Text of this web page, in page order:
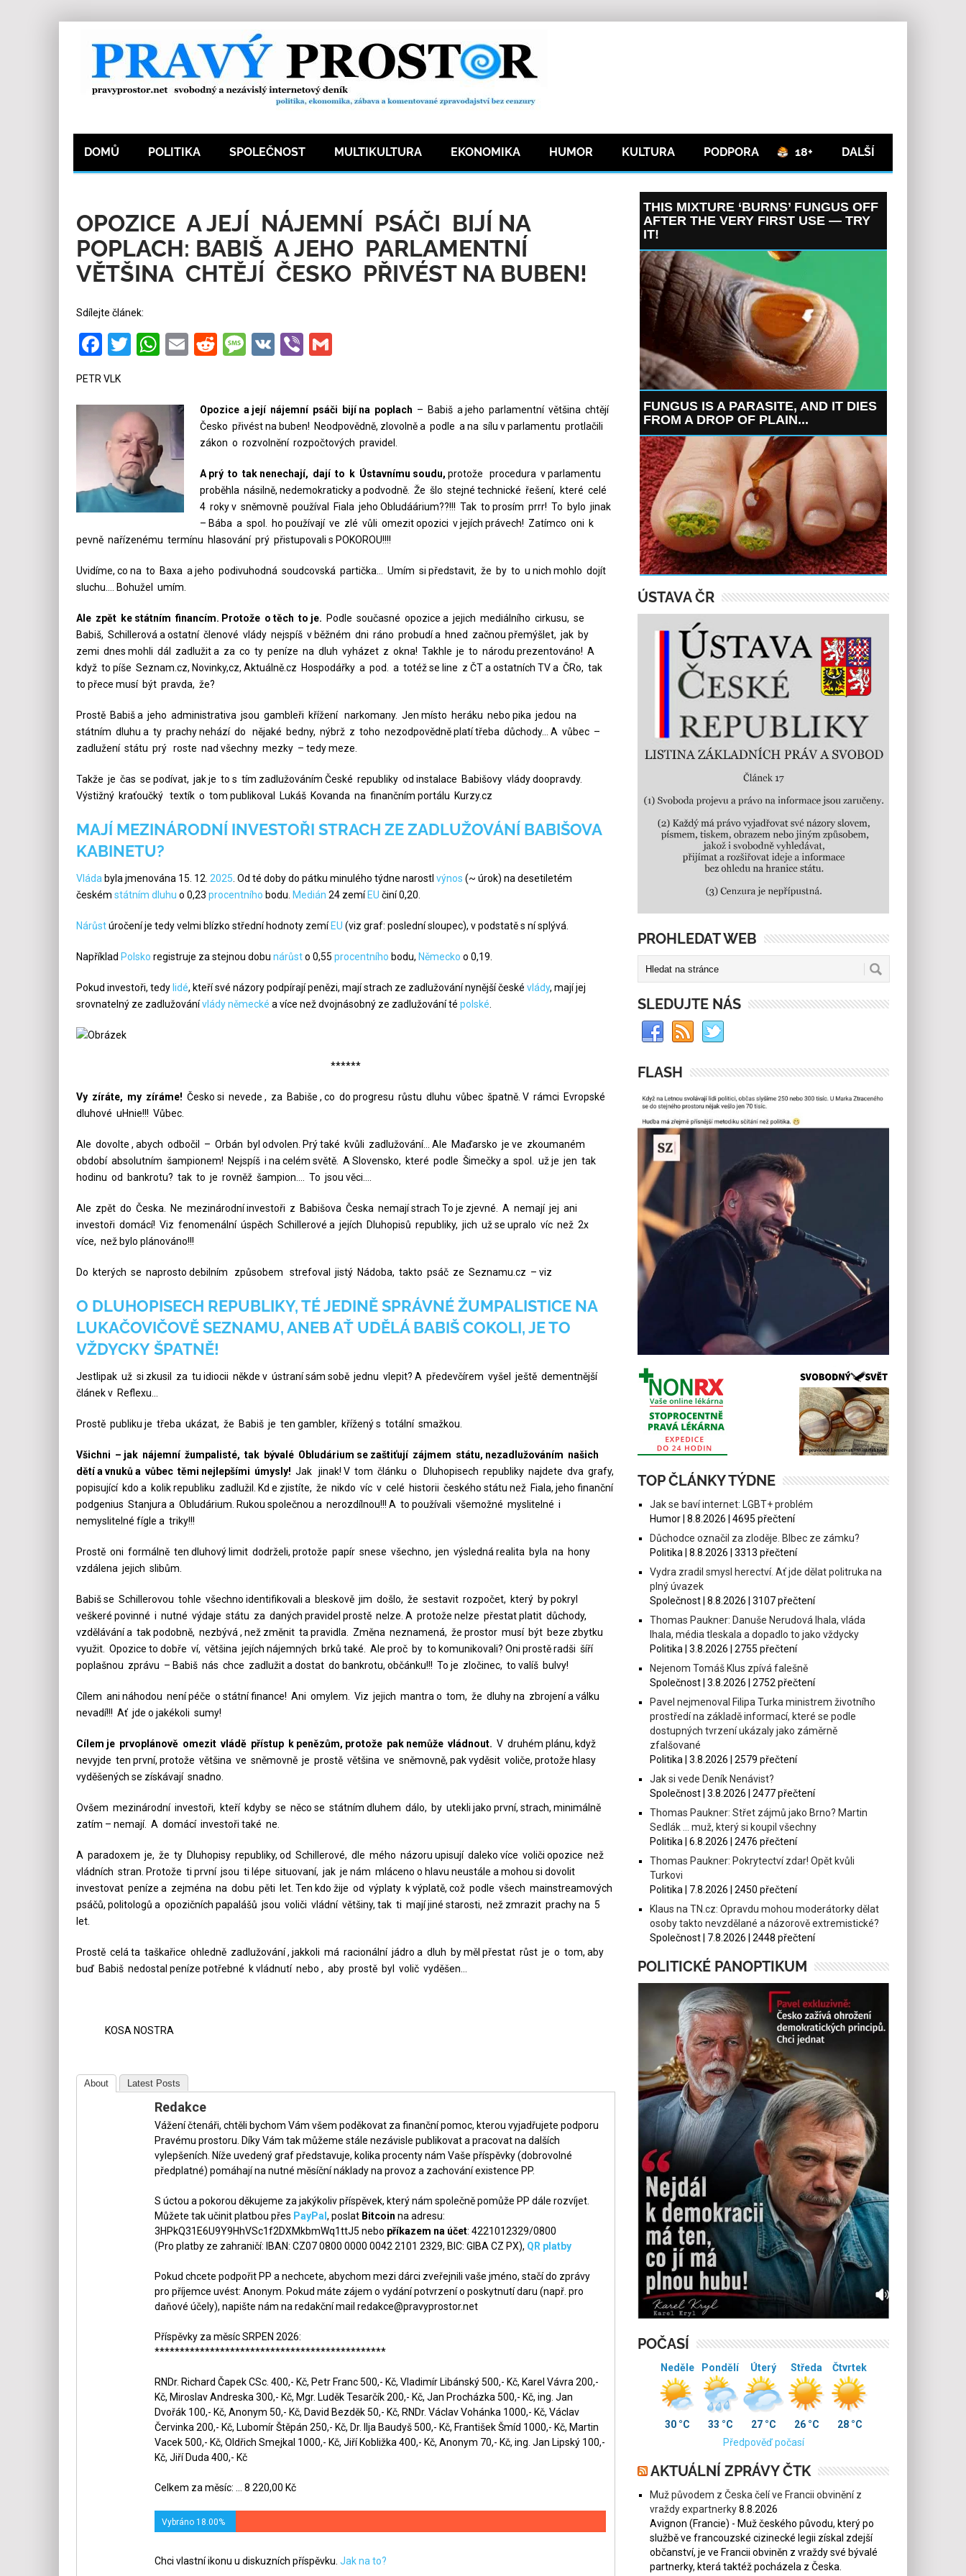
DOMŮ POLITIKA SPOLEČNOST MULTIKULTURA EKONOMIKA HUMOR KULTURA PODPORA 18+ DALŠÍ
OPOZICE A JEJÍ NÁJEMNÍ PSÁČI BIJÍ NA
POPLACH: BABIŠ A JEHO PARLAMENTNÍ
VĚTŠINA CHTĚJÍ ČESKO PŘIVÉST NA BUBEN!
Sdílejte článek:
Facebook
Twitter
WhatsApp
EmailRedditMessage
VKViberGmail
PETR VLK
Opozice a její nájemní psáči bijí na poplach – Babiš a jeho parlamentní většina chtějí
Česko přivést na buben! Neodpovědně, zlovolně a podle a na sílu v parlamentu protlačili
zákon o rozvolnění rozpočtových pravidel.
A prý to tak nenechají, dají to k Ústavnímu soudu, protože procedura v parlamentu
proběhla násilně, nedemokraticky a podvodně. Že šlo stejné technické řešení, které celé
4 roky v sněmovně používal Fiala jeho Obludáárium??!!! Tak to prosím prrr! To bylo jinak
– Bába a spol. ho používají ve zlé vůli omezit opozici v jejích právech! Zatímco oni k
pevně nařízenému termínu hlasování prý přistupovali s POKOROU!!!!
Uvidíme, co na to Baxa a jeho podivuhodná soudcovská partička… Umím si představit, že by to u nich mohlo dojít
sluchu…. Bohužel umím.
Ale zpět ke státním financím. Protože o těch to je. Podle současné opozice a jejich mediálního cirkusu, se
Babiš, Schillerová a ostatní členové vlády nejspíš v běžném dni ráno probudí a hned začnou přemýšlet, jak by
zemi dnes mohli dál zadlužit a za co ty peníze na dluh vyházet z okna! Takhle je to národu prezentováno! A
když to píše Seznam.cz, Novinky,cz, Aktuálně.cz Hospodářky a pod. a totéž se line z ČT a ostatních TV a ČRo, tak
to přece musí být pravda, že?
Prostě Babiš a jeho administrativa jsou gambleři křížení narkomany. Jen místo heráku nebo pika jedou na
státním dluhu a ty prachy nehází do nějaké bedny, nýbrž z toho nezodpovědně platí třeba důchody… A vůbec –
zadlužení státu prý roste nad všechny mezky – tedy meze.
Takže je čas se podívat, jak je to s tím zadlužováním České republiky od instalace Babišovy vlády doopravdy.
Výstižný kraťoučký textík o tom publikoval Lukáš Kovanda na finančním portálu Kurzy.cz
MAJÍ MEZINÁRODNÍ INVESTOŘI STRACH ZE ZADLUŽOVÁNÍ BABIŠOVA
KABINETU?
Vláda byla jmenována 15. 12. 2025 . Od té doby do pátku minulého týdne narostl výnos (~ úrok) na desetiletém
českém státním dluhu o 0,23 procentního bodu. Medián 24 zemí EU činí 0,20.
Nárůstúročení je tedy velmi blízko střední hodnoty zemí EU (viz graf: poslední sloupec), v podstatě s ní splývá.
Například Polsko registruje za stejnou dobu nárůsto 0,55 procentního bodu, Německo o 0,19.
Pokud investoři, tedy lidé, kteří své názory podpírají penězi, mají strach ze zadlužování nynější české vlády, mají jej
srovnatelný ze zadlužovánívlády německé a více než dvojnásobný ze zadlužování té polské
******
Vy zíráte, my zíráme! Česko si nevede , za Babiše , co do progresu růstu dluhu vůbec špatně. V rámci Evropské
dluhové uHnie!!! Vůbec.
Ale dovolte , abych odbočil – Orbán byl odvolen. Prý také kvůli zadlužování… Ale Maďarsko je ve zkoumaném
období absolutním šampionem! Nejspíš i na celém světě. A Slovensko, které podle Šimečky a spol. už je jen tak
hodinu od bankrotu? tak to je rovněž šampion…. To jsou věci….
Ale zpět do Česka. Ne mezinárodní investoři z Babišova Česka nemají strach To je zjevné. A nemají jej ani
investoři domácí! Viz fenomenální úspěch Schillerové a jejích Dluhopisů republiky, jich už se upralo víc než 2x
více, než bylo plánováno!!!
Do kterých se naprosto debilním způsobem strefoval jistý Nádoba, takto psáč ze Seznamu.cz – viz
O DLUHOPISECH REPUBLIKY, TÉ JEDINĚ SPRÁVNÉ ŽUMPALISTICE NA
LUKAČOVIČOVĚ SEZNAMU, ANEB AŤ UDĚLÁ BABIŠ COKOLI, JE TO
VŽDYCKY ŠPATNĚ!
Jestlipak už si zkusil za tu idiocii někde v ústraní sám sobě jednu vlepit? A předevčírem vyšel ještě dementnější
článek v Reflexu…
Prostě publiku je třeba ukázat, že Babiš je ten gambler, křížený s totální smažkou.
Všichni – jak nájemní žumpalisté, tak bývalé Obludárium se zaštiťují zájmem státu, nezadlužováním našich
dětí a vnuků a vůbec těmi nejlepšími úmysly! Jak jinak! V tom článku o Dluhopisech republiky najdete dva grafy,
popisující kdo a kolik republiku zadlužil. Kd e zjistíte, že nikdo víc v celé historii českého státu než Fiala, jeho finanční
podgenius Stanjura a Obludárium. Rukou společnou a nerozdílnou!!! A to používali všemožné myslitelné i
nemyslitelné fígle a triky!!!
Prostě oni formálně ten dluhový limit dodrželi, protože papír snese všechno, jen výsledná realita byla na hony
vzdálena jejich slibům.
Babiš se Schillerovou tohle všechno identifikovali a bleskově jim došlo, že sestavit rozpočet, který by pokryl
veškeré povinné i nutné výdaje státu za daných pravidel prostě nelze. A protože nelze přestat platit důchody,
vzdělávání a tak podobně, nezbývá , než změnit ta pravidla. Změna neznamená, že prostor musí být beze zbytku
využit. Opozice to dobře ví, většina jejích nájemných brků také. Ale proč by to komunikovali? Oni prostě radši šíří
poplašnou zprávu – Babiš nás chce zadlužit a dostat do bankrotu, občánku!!! To je zločinec, to valíš bulvy!
Cílem ani náhodou není péče o státní finance! Ani omylem. Viz jejich mantra o tom, že dluhy na zbrojení a válku
nevadí!!! Ať jde o jakékoli sumy!
Cílem je prvoplánově omezit vládě přístup k penězům, protože pak nemůže vládnout. V druhém plánu, když
nevyjde ten první, protože většina ve sněmovně je prostě většina ve sněmovně, pak vyděsit voliče, protože hlasy
vyděšených se získávají snadno.
Ovšem mezinárodní investoři, kteří kdyby se něco se státním dluhem dálo, by utekli jako první, strach, minimálně
zatím – nemají. A domácí investoři také ne.
A paradoxem je, že ty Dluhopisy republiky, od Schillerové, dle mého názoru upisují daleko více voliči opozice než
vládních stran. Protože ti první jsou ti lépe situovaní, jak je nám mláceno o hlavu neustále a mohou si dovolit
investovat peníze a zejména na dobu pěti let. Ten kdo žije od výplaty k výplatě, což podle všech mainstreamových
psáčů, politologů a opozičních papalášů jsou voliči vládní většiny, tak ti mají jiné starosti, než zmrazit prachy na 5
let.
Prostě celá ta taškařice ohledně zadlužování , jakkoli má racionální jádro a dluh by měl přestat růst je o tom, aby
buď Babiš nedostal peníze potřebné k vládnutí nebo , aby prostě byl volič vyděšen…
KOSA NOSTRA
About Latest Posts
Redakce
Vážení čtenáři, chtěli bychom Vám všem poděkovat za finanční pomoc, kterou vyjadřujete podporu
Pravému prostoru. Díky Vám tak můžeme stále nezávisle publikovat a pracovat na dalších
vylepšeních. Níže uvedený graf představuje, kolika procenty nám Vaše příspěvky (dobrovolné
předplatné) pomáhají na nutné měsíční náklady na provoz a zachování existence PP.
S úctou a pokorou děkujeme za jakýkoliv příspěvek, který nám společně pomůže PP dále rozvíjet.
Můžete tak učinit platbou přes PayPal , poslat Bitcoin na adresu:
3HPkQ31E6U9Y9HhVSc1f2DXMkbmWq1ttJ5 nebo příkazem na účet: 4221012329/0800
(Pro platby ze zahraničí: IBAN: CZ07 0800 0000 0042 2101 2329, BIC: GIBA CZ PX), QR platby
Pokud chcete podpořit PP a nechcete, abychom mezi dárci zveřejnili vaše jméno, stačí do zprávy
pro příjemce uvést: Anonym. Pokud máte zájem o vydání potvrzení o poskytnutí daru (např. pro
daňové účely), napište nám na redakční mail redakce@pravyprostor.net
Příspěvky za měsíc SRPEN 2026:
**********************************************
RNDr. Richard Čapek CSc. 400,- Kč, Petr Franc 500,- Kč, Vladimír Libánský 500,- Kč, Karel Vávra 200,-
Kč, Miroslav Andreska 300,- Kč, Mgr. Luděk Tesarčík 200,- Kč, Jan Procházka 500,- Kč, ing. Jan
Dvořák 100,- Kč, Anonym 50,- Kč, David Bezděk 50,- Kč, RNDr. Václav Vohánka 1000,- Kč, Václav
Červinka 200,- Kč, Lubomír Štěpán 250,- Kč, Dr. Ilja Baudyš 500,- Kč, František Šmíd 1000,- Kč, Martin
Vacek 500,- Kč, Oldřich Smejkal 1000,- Kč, Jiří Kobližka 400,- Kč, Anonym 70,- Kč, ing. Jan Lipský 100,-
Kč, Jiří Duda 400,- Kč
Celkem za měsíc: ... 8 220,00 Kč
Vybráno 18.00%
Chci vlastní ikonu u diskuzních příspěvku. Jak na to?
THIS MIXTURE ‘BURNS’ FUNGUS OFF
AFTER THE VERY FIRST USE — TRY
IT!
FUNGUS IS A PARASITE, AND IT DIES
FROM A DROP OF PLAIN...
ÚSTAVA ČR
PROHLEDAT WEB
SLEDUJTE NÁS
FLASH
TOP ČLÁNKY TÝDNE
Jak se baví internet: LGBT+ problém
Humor | 8.8.2026 | 4695 přečtení
Důchodce označil za zloděje. Blbec ze zámku?
Politika | 8.8.2026 | 3313 přečtení
Vydra zradil smysl herectví. Ať jde dělat politruka na
plný úvazek
Společnost | 8.8.2026 | 3107 přečtení
Thomas Paukner: Danuše Nerudová lhala, vláda
lhala, média tleskala a dopadlo to jako vždycky
Politika | 3.8.2026 | 2755 přečtení
Nejenom Tomáš Klus zpívá falešně
Společnost | 3.8.2026 | 2752 přečtení
Pavel nejmenoval Filipa Turka ministrem životního
prostředí na základě informací, které se podle
dostupných tvrzení ukázaly jako záměrně
zfalšované
Politika | 3.8.2026 | 2579 přečtení
Jak si vede Deník Nenávist?
Společnost | 3.8.2026 | 2477 přečtení
Thomas Paukner: Střet zájmů jako Brno? Martin
Sedlák … muž, který si koupil všechny
Politika | 6.8.2026 | 2476 přečtení
Thomas Paukner: Pokrytectví zdar! Opět kvůli
Turkovi
Politika | 7.8.2026 | 2450 přečtení
Klaus na TN.cz: Opravdu mohou moderátorky dělat
osoby takto nevzdělané a názorově extremistické?
Společnost | 7.8.2026 | 2448 přečtení
POLITICKÉ PANOPTIKUM
POČASÍ
Neděle
30 °C
Pondělí
33 °C
Úterý
27 °C
Středa
26 °C
Čtvrtek
28 °C
Předpověď počasí
AKTUÁLNÍ ZPRÁVY ČTK
Muž původem z Česka čelí ve Francii obvinění z
vraždy expartnerky 8.8.2026
Avignon (Francie) - Muž českého původu, který po
službě ve francouzské cizinecké legii získal zdejší
občanství, je ve Francii obviněn z vraždy své bývalé
partnerky, která taktéž pocházela z Česka.